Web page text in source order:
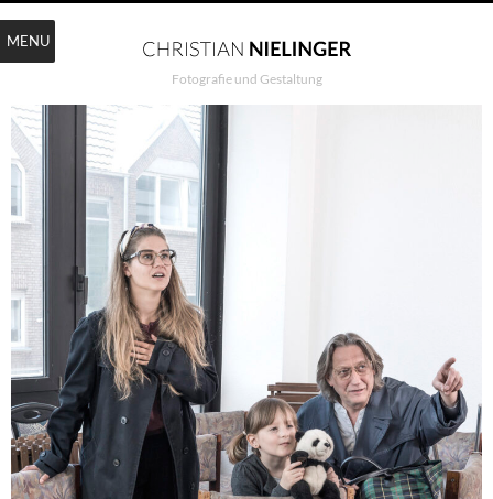
Fotografie und Gestaltung
MENU